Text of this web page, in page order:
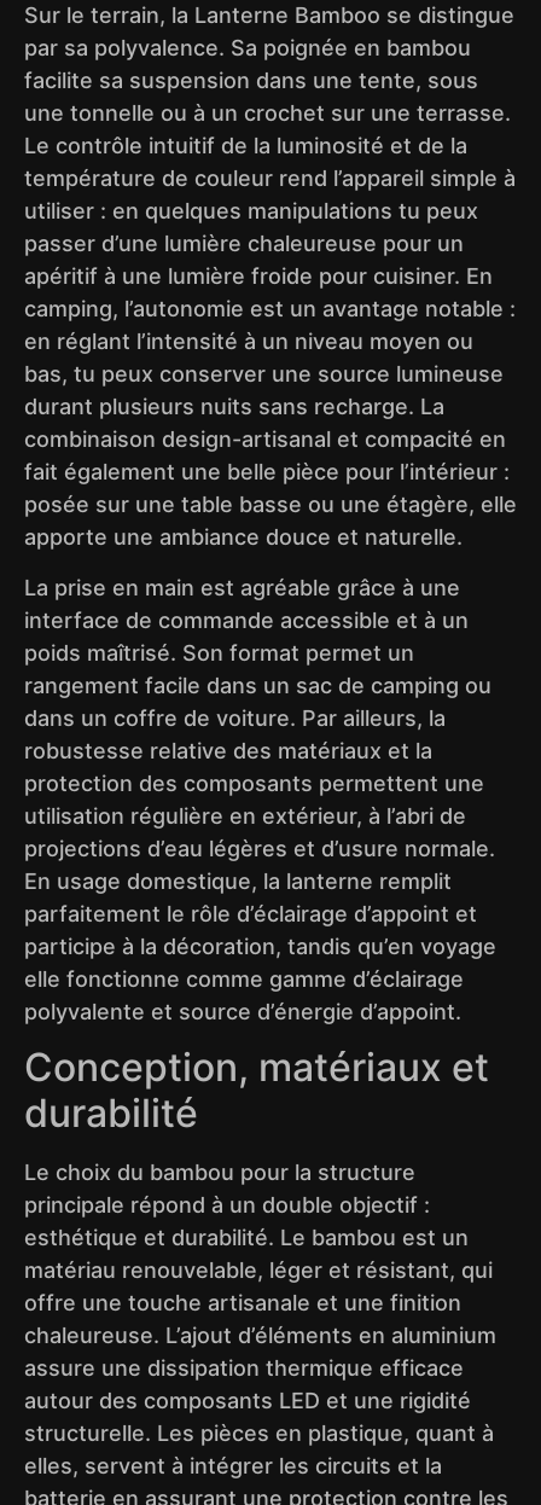
Sur le terrain, la Lanterne Bamboo se distingue
par sa polyvalence. Sa poignée en bambou
facilite sa suspension dans une tente, sous
une tonnelle ou à un crochet sur une terrasse.
Le contrôle intuitif de la luminosité et de la
température de couleur rend l’appareil simple à
utiliser : en quelques manipulations tu peux
passer d’une lumière chaleureuse pour un
apéritif à une lumière froide pour cuisiner. En
camping, l’autonomie est un avantage notable :
en réglant l’intensité à un niveau moyen ou
bas, tu peux conserver une source lumineuse
durant plusieurs nuits sans recharge. La
combinaison design-artisanal et compacité en
fait également une belle pièce pour l’intérieur :
posée sur une table basse ou une étagère, elle
apporte une ambiance douce et naturelle.
La prise en main est agréable grâce à une
interface de commande accessible et à un
poids maîtrisé. Son format permet un
rangement facile dans un sac de camping ou
dans un coffre de voiture. Par ailleurs, la
robustesse relative des matériaux et la
protection des composants permettent une
utilisation régulière en extérieur, à l’abri de
projections d’eau légères et d’usure normale.
En usage domestique, la lanterne remplit
parfaitement le rôle d’éclairage d’appoint et
participe à la décoration, tandis qu’en voyage
elle fonctionne comme gamme d’éclairage
polyvalente et source d’énergie d’appoint.
Conception, matériaux et
durabilité
Le choix du bambou pour la structure
principale répond à un double objectif :
esthétique et durabilité. Le bambou est un
matériau renouvelable, léger et résistant, qui
offre une touche artisanale et une finition
chaleureuse. L’ajout d’éléments en aluminium
assure une dissipation thermique efficace
autour des composants LED et une rigidité
structurelle. Les pièces en plastique, quant à
elles, servent à intégrer les circuits et la
batterie en assurant une protection contre les